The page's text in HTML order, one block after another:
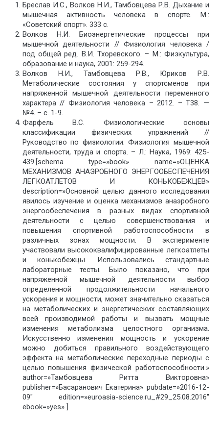
Бреслав И.С., Волков Н.И., Тамбовцева Р.В. Дыхание и
мышечная активность человека в спорте. М.:
«Советский спорт». 333 с.
Волков Н.И. Биоэнергетические процессы при
мышечной деятельности // Физиология человека /
под общей ред. В.И. Тхоревского. – М.: Физкультура,
образование и наука, 2001: 259-294.
Волков Н.И., Тамбовцева Р.В., Юриков Р.В.
Метаболические состояния у спортсменов при
напряженной мышечной деятельности переменного
характера // Физиология человека – 2012. – Т38. —
№4. – с. 1-9.
Фарфель В.С. Физиологические основы
классификации физических упражнений //
Руководство по физиологии. Физиология мышечной
деятельности, труда и спорта. – Л.: Наука, 1969: 425-
439.[schema type=»book» name=»ОЦЕНКА
МЕХАНИЗМОВ АНАЭРОБНОГО ЭНЕРГООБЕСПЕЧЕНИЯ
ЛЕГКОАТЛЕТОВ И КОНЬКОБЕЖЦЕВ»
description=»Основной целью данного исследования
явилось изучение и оценка механизмов анаэробного
энергообеспечения в разных видах спортивной
деятельности с целью совершенствования и
повышения спортивной работоспособности в
различных зонах мощности. В эксперименте
участвовали высококвалифицированные легкоатлеты
и конькобежцы. Использовались стандартные
лабораторные тесты. Было показано, что при
напряженной мышечной деятельности выбор
определенной продолжительности начального
ускорения и мощности, может значительно сказаться
на метаболических и энергетических составляющих
всей производимой работы и вызвать мощные
изменения метаболизма целостного организма.
Искусственно изменения мощность и ускорение
можно добиться правильного воздействующего
эффекта на метаболические переходные периоды с
целью повышения физической работоспособности.»
author=»Тамбовцева Ритта Викторовна»
publisher=»Басаранович Екатерина» pubdate=»2016-12-
09″ edition=»euroasia-science.ru_#29_25.08.2016″
ebook=»yes» ]